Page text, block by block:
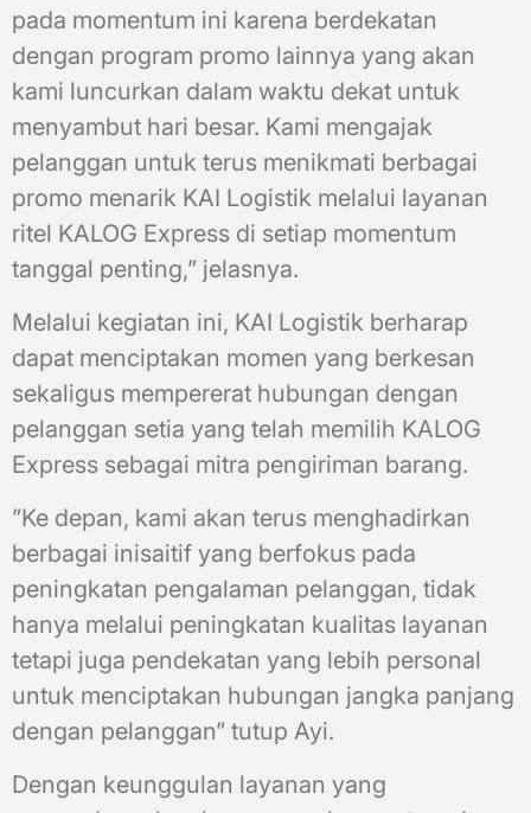
pada momentum ini karena berdekatan
dengan program promo lainnya yang akan
kami luncurkan dalam waktu dekat untuk
menyambut hari besar. Kami mengajak
pelanggan untuk terus menikmati berbagai
promo menarik KAI Logistik melalui layanan
ritel KALOG Express di setiap momentum
tanggal penting,” jelasnya.
Melalui kegiatan ini, KAI Logistik berharap
dapat menciptakan momen yang berkesan
sekaligus mempererat hubungan dengan
pelanggan setia yang telah memilih KALOG
Express sebagai mitra pengiriman barang.
”Ke depan, kami akan terus menghadirkan
berbagai inisaitif yang berfokus pada
peningkatan pengalaman pelanggan, tidak
hanya melalui peningkatan kualitas layanan
tetapi juga pendekatan yang lebih personal
untuk menciptakan hubungan jangka panjang
dengan pelanggan” tutup Ayi.
Dengan keunggulan layanan yang